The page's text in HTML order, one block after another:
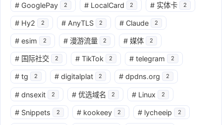
# GooglePay 2 # LocalCard 2 # 实体卡 2
# Hy2 2 # AnyTLS 2 # Claude 2
# esim 2 # 漫游流量 2 # 媒体 2
# 国际社交 2 # TikTok 2 # telegram 2
# tg 2 # digitalplat 2 # dpdns.org 2
# dnsexit 2 # 优选域名 2 # Linux 2
# Snippets 2 # kookeey 2 # lycheeip 2